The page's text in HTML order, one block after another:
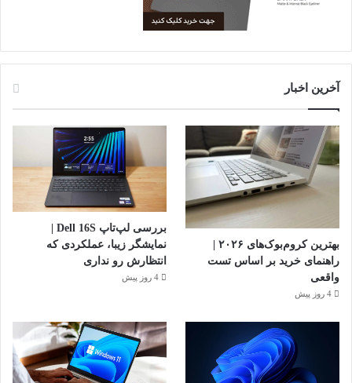
آخرین اخبار
بهترین کروم‌بوک‌های ۲۰۲۶ |
راهنمای خرید بر اساس تست
واقعی
4 روز پیش
نمایشگر زیبا، عملکردی که
انتظارش رو نداری
4 روز پیش